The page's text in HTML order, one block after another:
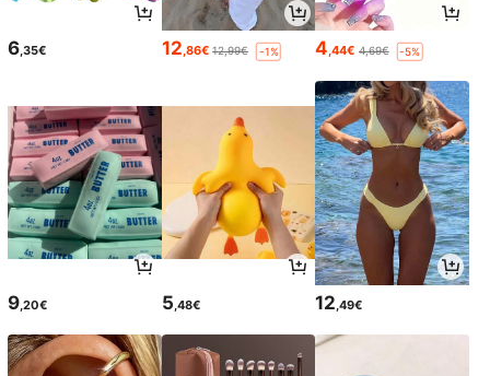
6,35€ 12,86€ 12,99€ -1% 4,44€ 4,69€ -5%
9 ,20€ 5 ,48€ 12 ,49€